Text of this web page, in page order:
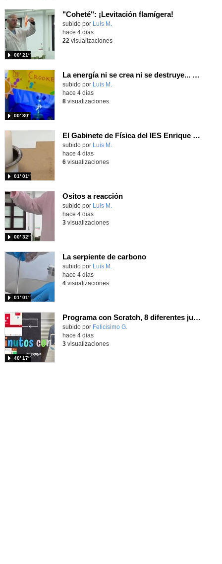
"Coheté": ¡Levitación flamígera!
Contenido educativo.
subido por Luis M.
00′ 21″
hace 4 dias
22 visualizaciones
La energía ni se crea ni se destruye... ¡se experimenta! El Tierno en la Feria Madrid es Ciencia 2026
Contenido educativo.
subido por Luis M.
00′ 30″
hace 4 dias
8visualizaciones
El Gabinete de Física del IES Enrique Tierno Galván de Parla (Curso 25-26)
Contenido educativo.
subido por Luis M.
01′ 01″
hace 4 dias
6visualizaciones
Ositos a reacción
Contenido educativo.
subido por Luis M.
00′ 32″
hace 4 dias
3visualizaciones
La serpiente de carbono
Contenido educativo.
subido por Luis M.
01′ 01″
hace 4 dias
4visualizaciones
Programa con Scratch, 8 diferentes juegos para vivir la emoción de los partidos de España en el mundial 2026
Contenido educativo.
subido por Felicisimo G.
40′ 17″
hace 4 dias
3visualizaciones